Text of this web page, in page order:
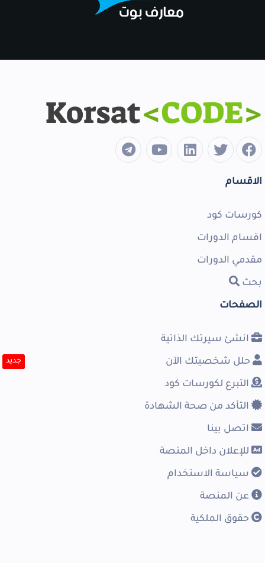
الاقسام
كورسات كود
اقسام الدورات
مقدمي الدورات
بحث
الصفحات
انشئ سيرتك الذاتية
حلل شخصيتك الآن جديد
التبرع لكورسات كود
التأكد من صحة الشهادة
اتصل بينا
للإعلان داخل المنصة
سياسة الاستخدام
عن المنصة
حقوق الملكية